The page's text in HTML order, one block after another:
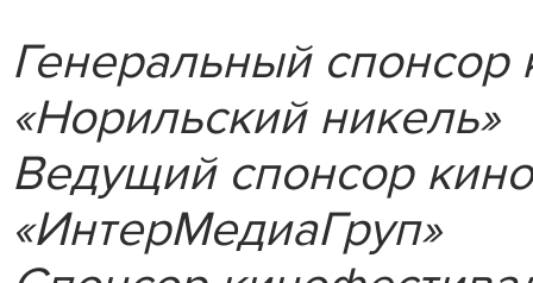
Генеральный
«Норильский никель»
Ведущий спонсор
«ИнтерМедиаГруп»